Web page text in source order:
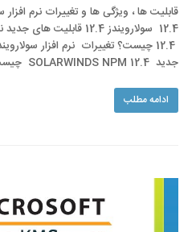
12.4 سولارویندز 12.4
جدید SOLARWINDS NPM 12.4 چیست؟ در مقاله زیر به…
ادامه مطلب